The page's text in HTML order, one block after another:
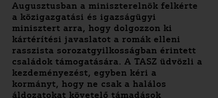
Augusztusban a miniszterelnök felkérte
a közigazgatási és igazságügyi
minisztert arra, hogy dolgozzon ki
kártérítési javaslatot a romák elleni
rasszista sorozatgyilkosságban érintett
családok támogatására. A TASZ üdvözli a
kezdeményezést, egyben kéri a
kormányt, hogy ne csak a halálos
áldozatokat követelő támadások